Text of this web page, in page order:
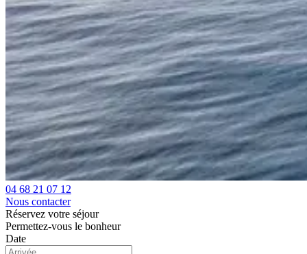
04 68 21 07 12
Nous contacter
Réservez votre séjour
Permettez-vous le bonheur
Date